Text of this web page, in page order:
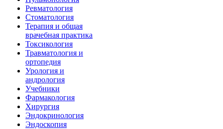
Ревматология
Стоматология
Терапия и общая
врачебная практика
Токсикология
Травматология и
ортопедия
Урология и
андрология
Учебники
Фармакология
Хирургия
Эндокринология
Эндоскопия